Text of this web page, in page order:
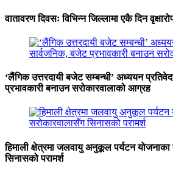
वातावरण दिवसः विभिन्न जिल्लामा एकै दिन
‘लैंगिक उत्तरदायी बजेट सम्बन्धी’ अध्ययन
प्रभावकारी बनाउन सरोकारवालाको आग्रह
हिमाली क्षेत्रमा जलवायु अनुकूल पर्यटन योजनाका
सिनासको परामर्श